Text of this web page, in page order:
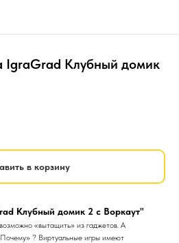
IgraGrad Клубный домик
в корзину
Клубный домик 2 с Воркаут"
«вытащить» из гаджетов. А
? Виртуальные игры имеют